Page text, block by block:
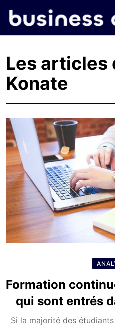
Les articles
Konate
Formation
qui sont entrés
Si la majorité des